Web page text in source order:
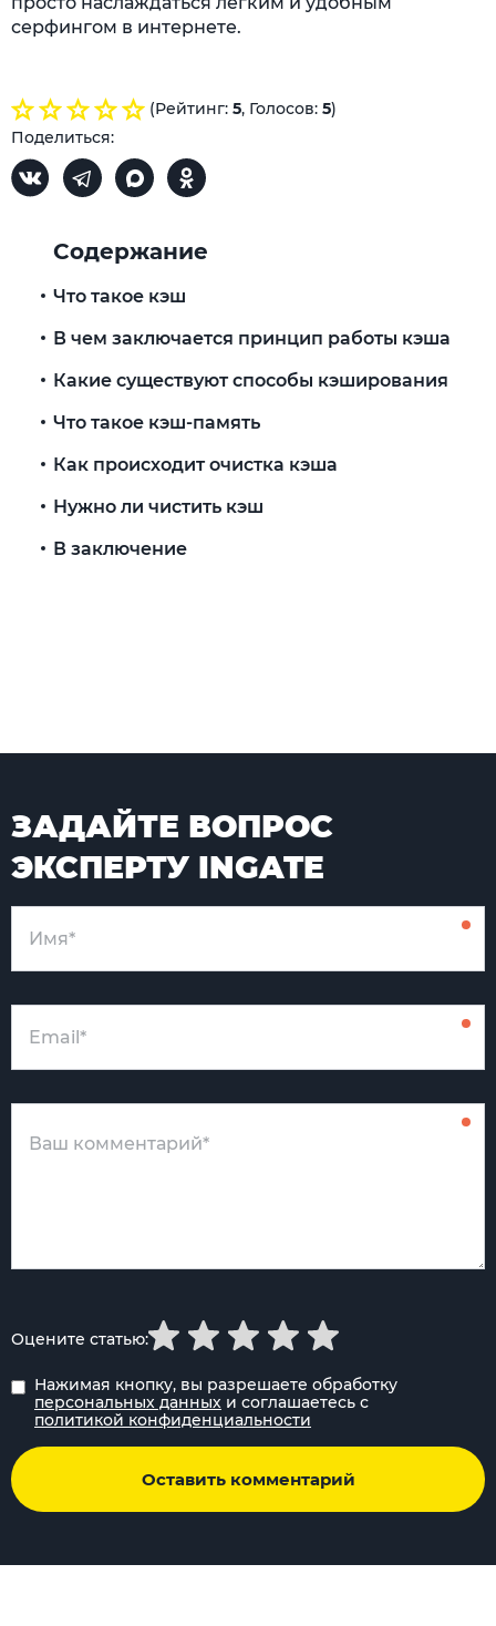
серфингом в интернете.
(Рейтинг: 5, Голосов: 5)
Поделиться:
Содержание
Что такое кэш
В чем заключается принцип работы кэша
Какие существуют способы кэширования
Что такое кэш-память
Как происходит очистка кэша
Нужно ли чистить кэш
В заключение
ЗАДАЙТЕ ВОПРОС
ЭКСПЕРТУ INGATE
Нажимая кнопку, вы разрешаете обработку
персональных данных и соглашаетесь с
политикой конфиденциальности
Оставить комментарий
Оцените статью: